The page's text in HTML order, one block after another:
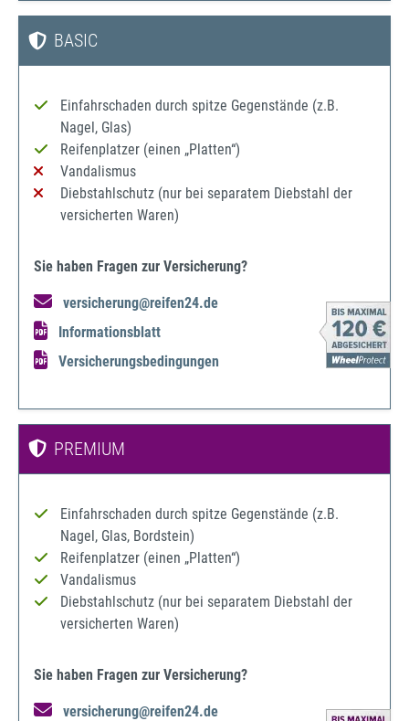
BASIC
Einfahrschaden durch spitze Gegenstände (z.B.
Nagel, Glas)
Reifenplatzer (einen „Platten“)
Vandalismus
Diebstahlschutz (nur bei separatem Diebstahl der
versicherten Waren)
Sie haben Fragen zur Versicherung?
versicherung@reifen24.de
Informationsblatt
Versicherungsbedingungen
PREMIUM
Einfahrschaden durch spitze Gegenstände (z.B.
Nagel, Glas, Bordstein)
Reifenplatzer (einen „Platten“)
Vandalismus
Diebstahlschutz (nur bei separatem Diebstahl der
versicherten Waren)
Sie haben Fragen zur Versicherung?
versicherung@reifen24.de